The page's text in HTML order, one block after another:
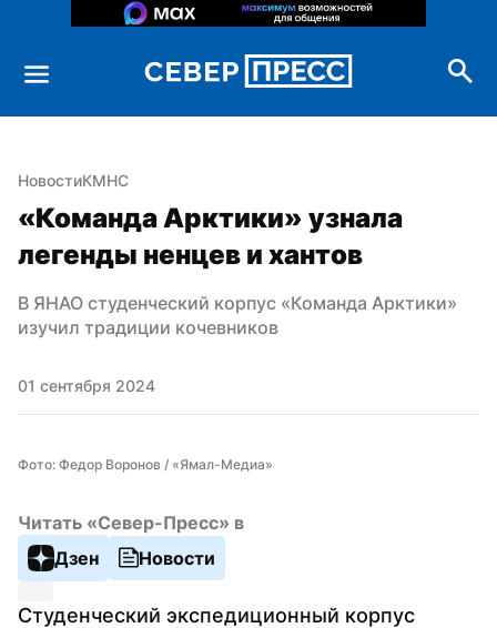
НовостиКМНС
«Команда Арктики» узнала
легенды ненцев и хантов
В ЯНАО студенческий корпус «Команда Арктики»
изучил традиции кочевников
01 сентября 2024
Фото: Федор Воронов / «Ямал-Медиа»
Читать «Север-Пресс» в
Дзен
Новости
Студенческий экспедиционный корпус